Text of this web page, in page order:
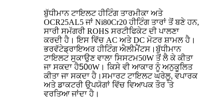
ਬੁੱਧੀਮਾਨ ਟਾਇਲਟ ਹੀਟਿੰਗ ਤਾਰਮੀਕਾ ਅਤੇ
OCR25AL5 ਜਾਂ Ni80Cr20 ਹੀਟਿੰਗ ਤਾਰਾਂ ਤੋਂ ਬਣੇ ਹਨ,
ਸਾਰੀ ਸਮੱਗਰੀ ROHS ਸਰਟੀਫਿਕੇਟ ਦੀ ਪਾਲਣਾ
ਕਰਦੀ ਹੈ। ਇਸ ਵਿੱਚ AC ਅਤੇ DC ਮੋਟਰ ਸ਼ਾਮਲ ਹੈ।
ਭਰਵੱਟੇਡ੍ਰਾਇਅਰ ਹੀਟਿੰਗ ਐਲੀਮੈਂਟਸ।ਬੁੱਧੀਮਾਨ
ਟਾਇਲਟ ਸੁਕਾਉਣ ਵਾਲਾ ਸਿਸਟਮ50W ਤੋਂ ਲੈ ਕੇ ਕੀਤਾ
ਜਾ ਸਕਦਾ ਹੈ500W। ਕਿਸੇ ਵੀ ਆਕਾਰ ਨੂੰ ਅਨੁਕੂਲਿਤ
ਕੀਤਾ ਜਾ ਸਕਦਾ ਹੈ। ਸਮਾਰਟ ਟਾਇਲਟ ਘਰੇਲੂ, ਵਪਾਰਕ
ਅਤੇ ਡਾਕਟਰੀ ਉਪਯੋਗਾਂ ਵਿੱਚ ਵਿਆਪਕ ਤੌਰ 'ਤੇ
ਵਰਤਿਆ ਜਾਂਦਾ ਹੈ।